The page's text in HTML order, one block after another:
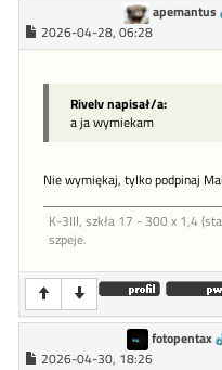
apemantus
2026-04-28, 06:28
Rivelv napisał/a:
a ja wymiekam
Nie wymiękaj, tylko podpinaj
K-3III, szkła 17 - 300 x 1,4
szpeje.
fotopentax
2026-04-30, 18:26